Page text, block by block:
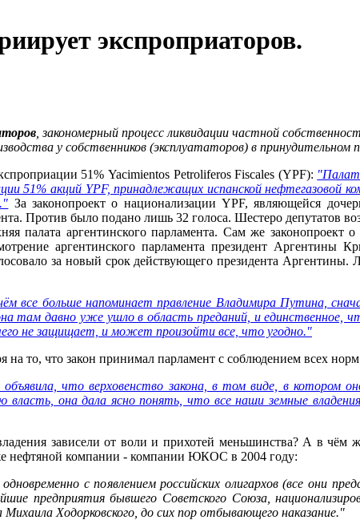
экспроприаторов.
, закономерный процесс ликвидации частной
у собственников (эксплуататоров) в
51% Yacimientos Petroliferos Fiscales (YPF):
51% акций YPF, принадлежащих испанской нефтегазовой
За законопроект о национализации YPF, являющейся
Против было подано лишь 32 голоса. Шестеро депутатов
аргентинского парламента. Сам же законопроект о
аргентинского парламента президент Аргентины
за новый срок действующего президента Аргентины.
больше напоминает правление Владимира Путина,
там давно уже ушло в область преданий, и единственное,
не защищает, и может произойти все, что угодно."
то, что закон принимал парламент с соблюдением всех
что верховенство закона, в том виде, в котором
власть, она дала ясно понять, что все наши земные
зависели от воли и прихотей меньшинства? А в чём
нефтяной компании - компании ЮКОС в 2004 году:
с появлением российских олигархов (все они
предприятия бывшего Советского Союза,
Ходорковского, до сих пор отбывающего наказание."